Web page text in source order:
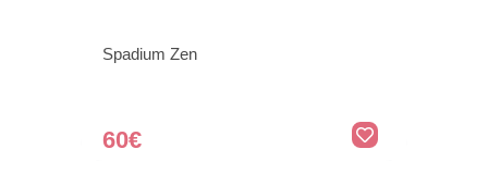
Spadium Zen
60€